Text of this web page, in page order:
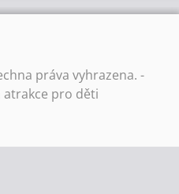
práva vyhrazena. -
atrakce pro děti